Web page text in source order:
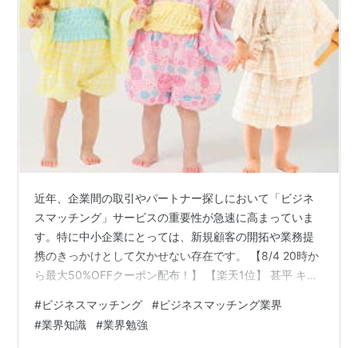
近年、企業間の取引やパートナー探しにおいて「ビジネ
スマッチング」サービスの重要性が急速に高まっていま
す。特に中小企業にとっては、新規顧客の開拓や業務提
携のきっかけとして欠かせない存在です。 【8/4 20時か
ら最大50%OFFクーポン配布！】 【楽天1位】 甚平 キッ
浴衣風 80 90 100 110 cm セパレート おしゃれ かわいい
子供 浴衣セット かぼちゃパンツ 帯付き 3点セット アエ
#ビジネスマッチング #ビジネスマッチング業界
#業界知識 #業界勉強